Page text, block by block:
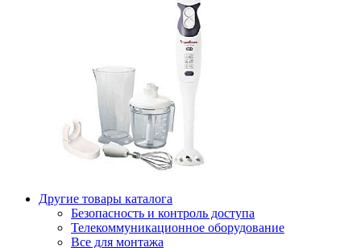
Другие товары каталога
Безопасность и контроль доступа
Телекоммуникационное оборудование
Все для монтажа